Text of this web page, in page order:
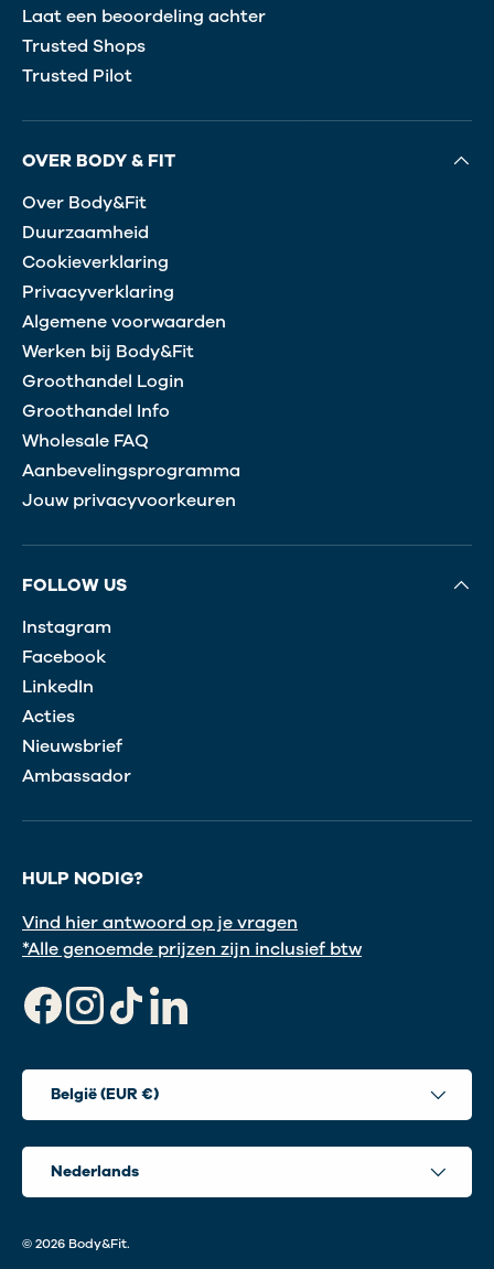
Laat een beoordeling achter
Trusted Shops
Trusted Pilot
OVER BODY & FIT
Over Body&Fit
Duurzaamheid
Cookieverklaring
Privacyverklaring
Algemene voorwaarden
Werken bij Body&Fit
Groothandel Login
Groothandel Info
Wholesale FAQ
Aanbevelingsprogramma
Jouw privacyvoorkeuren
FOLLOW US
Instagram
Facebook
LinkedIn
Acties
Nieuwsbrief
Ambassador
HULP NODIG?
Vind hier antwoord op je vragen
*Alle genoemde prijzen zijn inclusief btw
FacebookInstagram
TikTokLinkedIn
Land/Regio
België (EUR €)
Taal
Nederlands
© 2026 Body&Fit.